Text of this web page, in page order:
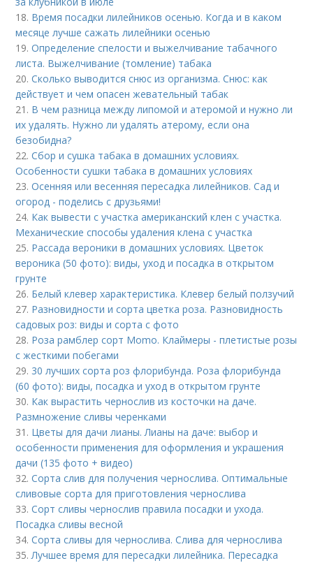
18. Время посадки лилейников осенью. Когда и в каком
месяце лучше сажать лилейники осенью
19.Определение спелости и выжелчивание табачного
листа. Выжелчивание (томление) табака
20.Сколько выводится снюс из организма. Снюс: как
действует и чем опасен жевательный табак
21. В чем разница между липомой и атеромой и нужно ли
их удалять. Нужно ли удалять атерому, если она
безобидна?
22.Сбор и сушка табака в домашних условиях.
Особенности сушки табака в домашних условиях
23.Осенняя или весенняя пересадка лилейников. Сад и
огород - поделись с друзьями!
24. Как вывести с участка американский клен с участка.
Механические способы удаления клена с участка
25. Рассада вероники в домашних условиях. Цветок
вероника (50 фото): виды, уход и посадка в открытом
грунте
26. Белый клевер характеристика. Клевер белый ползучий
27. Разновидности и сорта цветка роза. Разновидность
садовых роз: виды и сорта с фото
28. Роза рамблер сорт Momo. Клаймеры - плетистые розы
с жесткими побегами
29. 30 лучших сорта роз флорибунда. Роза флорибунда
(60 фото): виды, посадка и уход в открытом грунте
30. Как вырастить чернослив из косточки на даче.
Размножение сливы черенками
31. Цветы для дачи лианы. Лианы на даче: выбор и
особенности применения для оформления и украшения
дачи (135 фото + видео)
32.Сорта слив для получения чернослива. Оптимальные
сливовые сорта для приготовления чернослива
33.Сорт сливы чернослив правила посадки и ухода.
Посадка сливы весной
34.Сорта сливы для чернослива. Слива для чернослива
35.Лучшее время для пересадки лилейника. Пересадка